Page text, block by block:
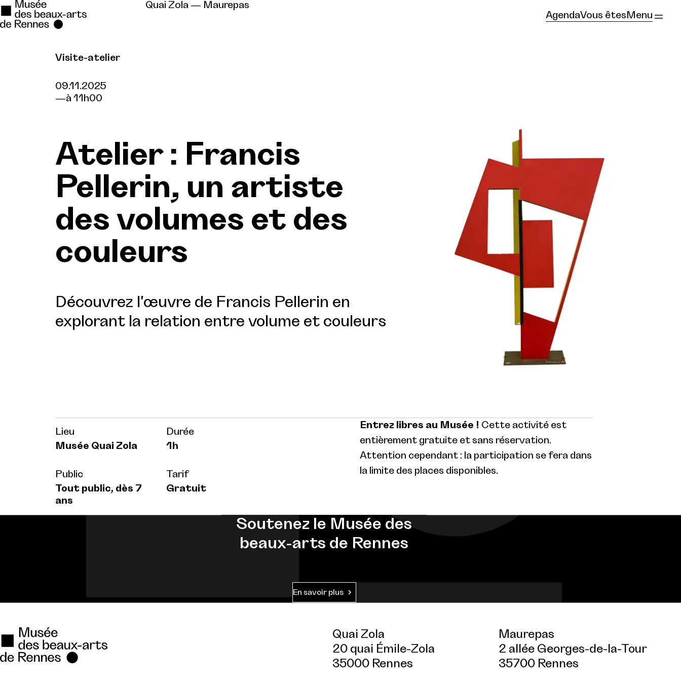
Se rendre au
Contenu principal
Pied de page
Quai Zola — Maurepas
AgendaVous êtes Menu
Visite-atelier
09.11.2025
à 11h00
Atelier : Francis
Pellerin, un artiste
des volumes et des
couleurs
Découvrez l'œuvre de Francis Pellerin en
explorant la relation entre volume et couleurs
Lieu
Musée Quai Zola
Durée
1h
Public
Tout public, dès 7
ans
Tarif
Gratuit
Entrez libres au Musée ! Cette activité est
entièrement gratuite et sans réservation.
Attention cependant : la participation se fera dans
la limite des places disponibles.
Soutenez le Musée des
beaux-arts de Rennes
En savoir plus
Quai Zola
20 quai Émile-Zola
35000 Rennes
Maurepas
2 allée Georges-de-la-Tour
35700 Rennes